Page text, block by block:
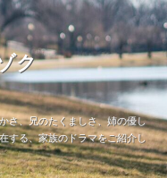
ク
さ、兄のたくましさ、姉の優し
する、家族のドラマをご紹介し